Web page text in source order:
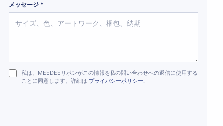
メッセージ *
私は、MEEDEEリボンがこの情報を私の問い合わせへの返信に使用する
ことに同意します。詳細は プライバシーポリシー.